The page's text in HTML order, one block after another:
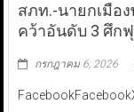
สภท.-นายกเมือ
คว้าอันดับ 3 ศึก
กรกฎาคม 6, 2026